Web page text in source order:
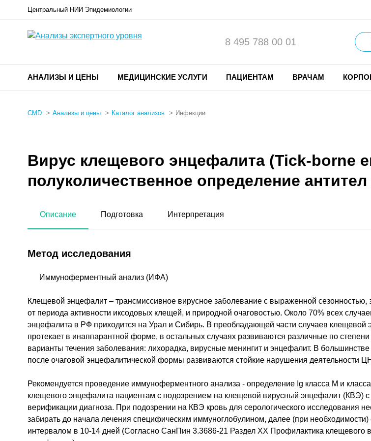
Центральный НИИ Эпидемиологии
8 495 788 00 01
АНАЛИЗЫ И ЦЕНЫ МЕДИЦИНСКИЕ УСЛУГИ ПАЦИЕНТАМ ВРАЧАМ
CMD Анализы и цены Каталог анализов Инфекции
Вирус клещевого энцефалита (Tick-borne
полуколичественное определение
Описание Подготовка Интерпретация
Метод исследования
Иммуноферментный анализ (ИФА)
Клещевой энцефалит – трансмиссивное вирусное заболевание с выраженной сезонностью,
от периода активности иксодовых клещей, и природной очаговостью. Около 70% всех
энцефалита в РФ приходится на Урал и Сибирь. В преобладающей части случаев клещевой
протекает в инаппарантной форме, в остальных случаях развиваются различные по степени
варианты течения заболевания: лихорадка, вирусные менингит и энцефалит. В большинстве
после очаговой энцефалитической формы развиваются стойкие нарушения деятельности
Рекомендуется проведение иммуноферментного анализа - определение Ig класса М и класса
клещевого энцефалита пациентам с подозрением на клещевой вирусный энцефалит (КВЭ)
верификации диагноза. При подозрении на КВЭ кровь для серологического исследования
забирать до начала лечения специфическим иммуноглобулином, далее (при необходимости)
интервалом в 10-14 дней (Согласно СанПин 3.3686-21 Раздел ХХ Профилактика клещевого